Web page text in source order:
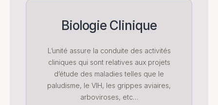
Biologie Clinique
L’unité assure la conduite des activités
cliniques qui sont relatives aux projets
d’étude des maladies telles que le
paludisme, le VIH, les grippes aviaires,
arboviroses, etc…